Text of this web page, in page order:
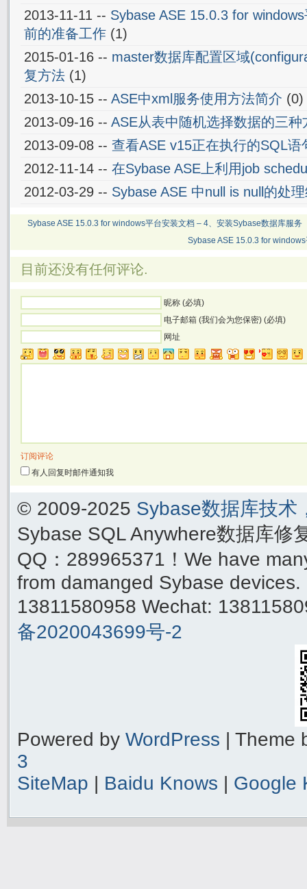
2013-11-11 -- Sybase ASE 15.0.3 for
前的准备工作 (1)
2015-01-16 -- master数据库配置区域
复方法 (1)
2013-10-15 -- ASE中xml服务使用方法简介 (0)
2013-09-16 -- ASE从表中随机选择数据的三种
2013-09-08 -- 查看ASE v15正在执行的SQL语
2012-11-14 -- 在Sybase ASE上利用job
2012-03-29 -- Sybase ASE 中null is null的处
Sybase ASE 15.0.3 for windows平台安装文档 – 4、安装Sybase数据库服务
Sybase ASE 15.0.3 for
目前还没有任何评论.
昵称 (必填)
电子邮箱 (我们会为您保密) (必填)
网址
订阅评论
有人回复时邮件通知我
© 2009-2025 Sybase数据库技术
Sybase SQL Anywhere数据库修
QQ：289965371！We have
from damanged Sybase
13811580958 Wechat:
备2020043699号-2
Powered by WordPress | Theme
3
SiteMap | Baidu Knows | Google